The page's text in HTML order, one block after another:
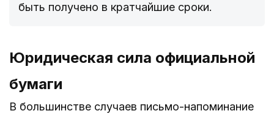
быть получено в кратчайшие сроки.
Юридическая сила официальной
бумаги
В большинстве случаев письмо-напоминание